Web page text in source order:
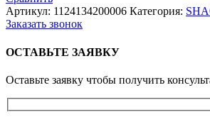
карданный
рулевой
Артикул: 1124134200006 Категория:
Заказать звонок
ОСТАВЬТЕ ЗАЯВКУ
Оставьте заявку чтобы получить